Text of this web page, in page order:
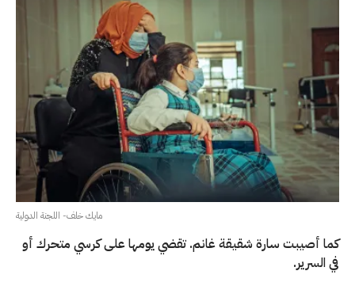
مايك خلف- اللجنة الدولية
كما أصيبت سارة شقيقة غانم. تقضي يومها على كرسي متحرك أو
في السرير.